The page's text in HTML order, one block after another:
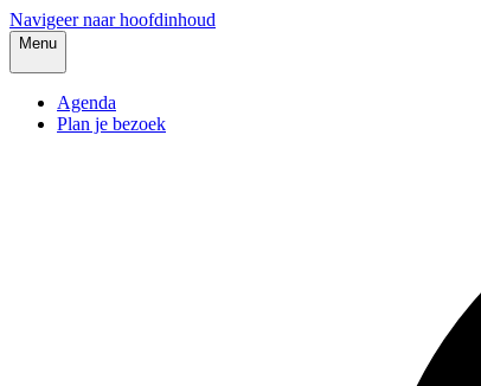
Navigeer naar hoofdinhoud
Menu
Agenda
Plan je bezoek